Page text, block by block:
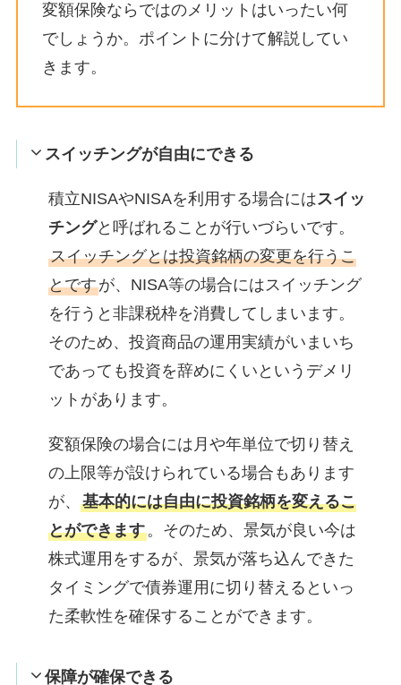
変額保険ならではのメリットはいったい何
でしょうか。ポイントに分けて解説してい
きます。
スイッチングが自由にできる
積立NISAやNISAを利用する場合にはスイッ
チングと呼ばれることが行いづらいです。
スイッチングとは投資銘柄の変更を行うこ
とですが、NISA等の場合にはスイッチング
を行うと非課税枠を消費してしまいます。
そのため、投資商品の運用実績がいまいち
であっても投資を辞めにくいというデメリ
ットがあります。
変額保険の場合には月や年単位で切り替え
の上限等が設けられている場合もあります
が、 基本的には自由に投資銘柄を変えるこ
とができます。そのため、景気が良い今は
株式運用をするが、景気が落ち込んできた
タイミングで債券運用に切り替えるといっ
た柔軟性を確保することができます。
保障が確保できる